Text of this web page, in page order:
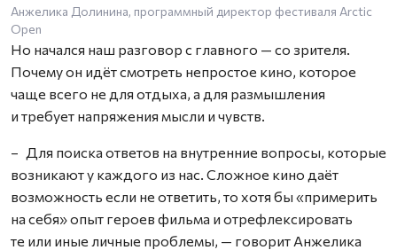
Анжелика Долинина, программный директор фестиваля Arctic
Open
Но начался наш разговор с главного — со зрителя.
Почему он идёт смотреть непростое кино, которое
чаще всего не для отдыха, а для размышления
и требует напряжения мысли и чувств.
– Для поиска ответов на внутренние вопросы, которые
возникают у каждого из нас. Сложное кино даёт
возможность если не ответить, то хотя бы «примерить
на себя» опыт героев фильма и отрефлексировать
те или иные личные проблемы, — говорит Анжелика